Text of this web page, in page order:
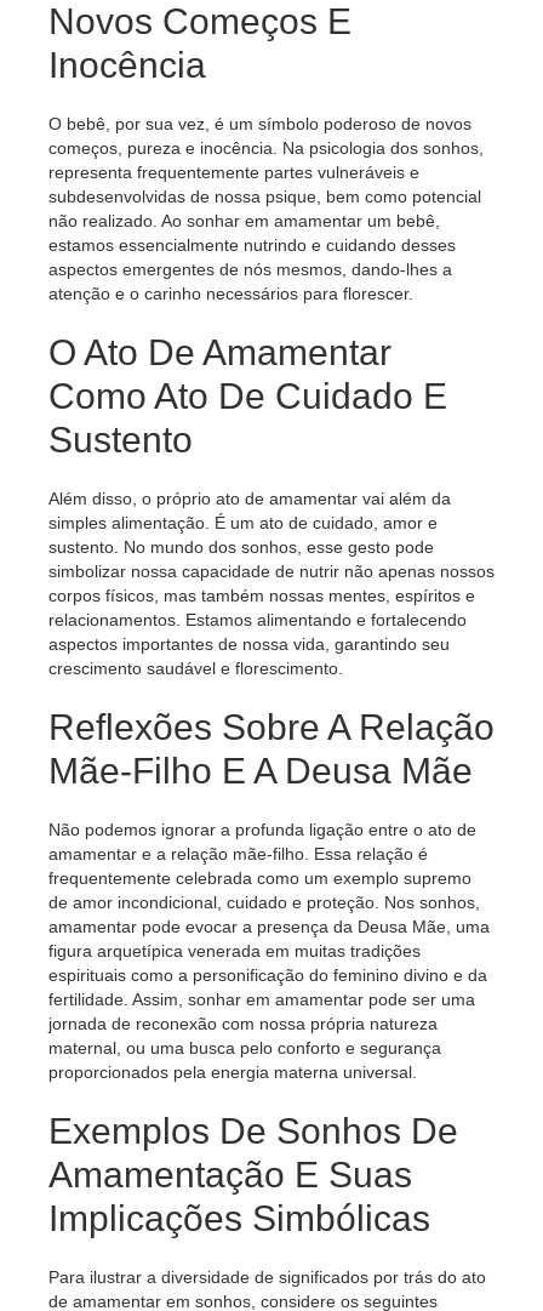
Novos Começos E
Inocência
O bebê, por sua vez, é um símbolo poderoso de novos
começos, pureza e inocência. Na psicologia dos sonhos,
representa frequentemente partes vulneráveis ​​e
subdesenvolvidas de nossa psique, bem como potencial
não realizado. Ao sonhar em amamentar um bebê,
estamos essencialmente nutrindo e cuidando desses
aspectos emergentes de nós mesmos, dando-lhes a
atenção e o carinho necessários para florescer.
O Ato De Amamentar
Como Ato De Cuidado E
Sustento
Além disso, o próprio ato de amamentar vai além da
simples alimentação. É um ato de cuidado, amor e
sustento. No mundo dos sonhos, esse gesto pode
simbolizar nossa capacidade de nutrir não apenas nossos
corpos físicos, mas também nossas mentes, espíritos e
relacionamentos. Estamos alimentando e fortalecendo
aspectos importantes de nossa vida, garantindo seu
crescimento saudável e florescimento.
Reflexões Sobre A Relação
Mãe-Filho E A Deusa Mãe
Não podemos ignorar a profunda ligação entre o ato de
amamentar e a relação mãe-filho. Essa relação é
frequentemente celebrada como um exemplo supremo
de amor incondicional, cuidado e proteção. Nos sonhos,
amamentar pode evocar a presença da Deusa Mãe, uma
figura arquetípica venerada em muitas tradições
espirituais como a personificação do feminino divino e da
fertilidade. Assim, sonhar em amamentar pode ser uma
jornada de reconexão com nossa própria natureza
maternal, ou uma busca pelo conforto e segurança
proporcionados pela energia materna universal.
Exemplos De Sonhos De
Amamentação E Suas
Implicações Simbólicas
Para ilustrar a diversidade de significados por trás do ato
de amamentar em sonhos, considere os seguintes